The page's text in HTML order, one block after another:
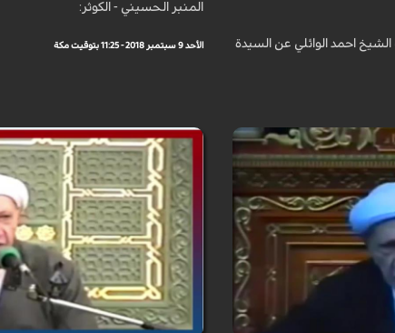
احمد الوائلي عن السيدة
المنبر الحسيني - الكوثر:
الأحد 9 سبتمبر 2018 - 11:25 بتوقيت مكة